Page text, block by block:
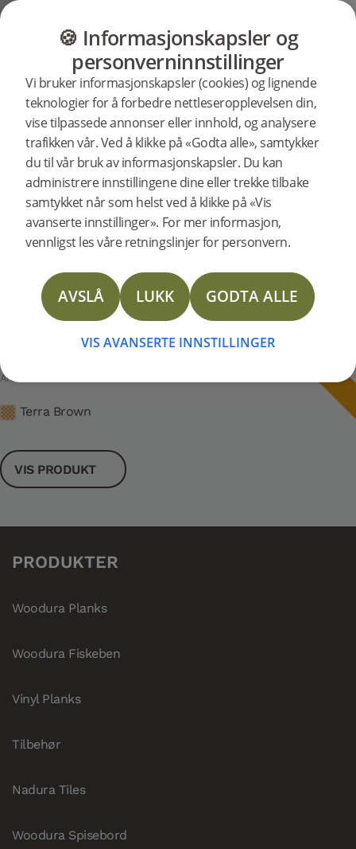
GULV MØBLER PRODUKTER
🍪 Informasjonskapsler og
personverninnstillinger
Vi bruker informasjonskapsler (cookies) og lignende
teknologier for å forbedre nettleseropplevelsen din,
vise tilpassede annonser eller innhold, og analysere
trafikken vår. Ved å klikke på «Godta alle», samtykker
du til vår bruk av informasjonskapsler. Du kan
administrere innstillingene dine eller trekke tilbake
samtykket når som helst ved å klikke på «Vis
avanserte innstillinger». For mer informasjon,
vennligst les våre retningslinjer for personvern.
AVSLÅ LUKK GODTA ALLE
VIS AVANSERTE INNSTILLINGER
Søkestøtte
etter
spesifikke
produkter
238201 Falset Terskel Terra Brown Eik 93 x 930 mm
Brukerstøtte Produktstøtte Terskler
Falset Terskel Terra Brown Eik 93 x
930 mm støtte
Technical Data Sheet Thresholds
Technical Data Sheet Threshold Solid Oak
Falset Terskel Terra Brown Eik 93 x
930 mm
Artikkelnummer: 238201
Terra Brown
VIS PRODUKT
PRODUKTER
Woodura Planks
Woodura Fiskeben
Vinyl Planks
Tilbehør
Nadura Tiles
Woodura Spisebord